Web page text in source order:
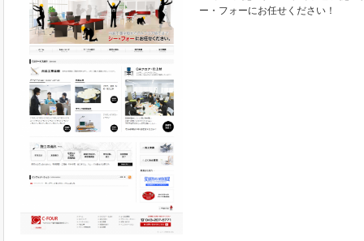
ー・フォーにお任せください！